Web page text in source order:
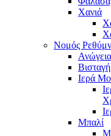
Χανιά
Νομός
Ανώγεια
Βισταγή
Ιερά
Μπαλί